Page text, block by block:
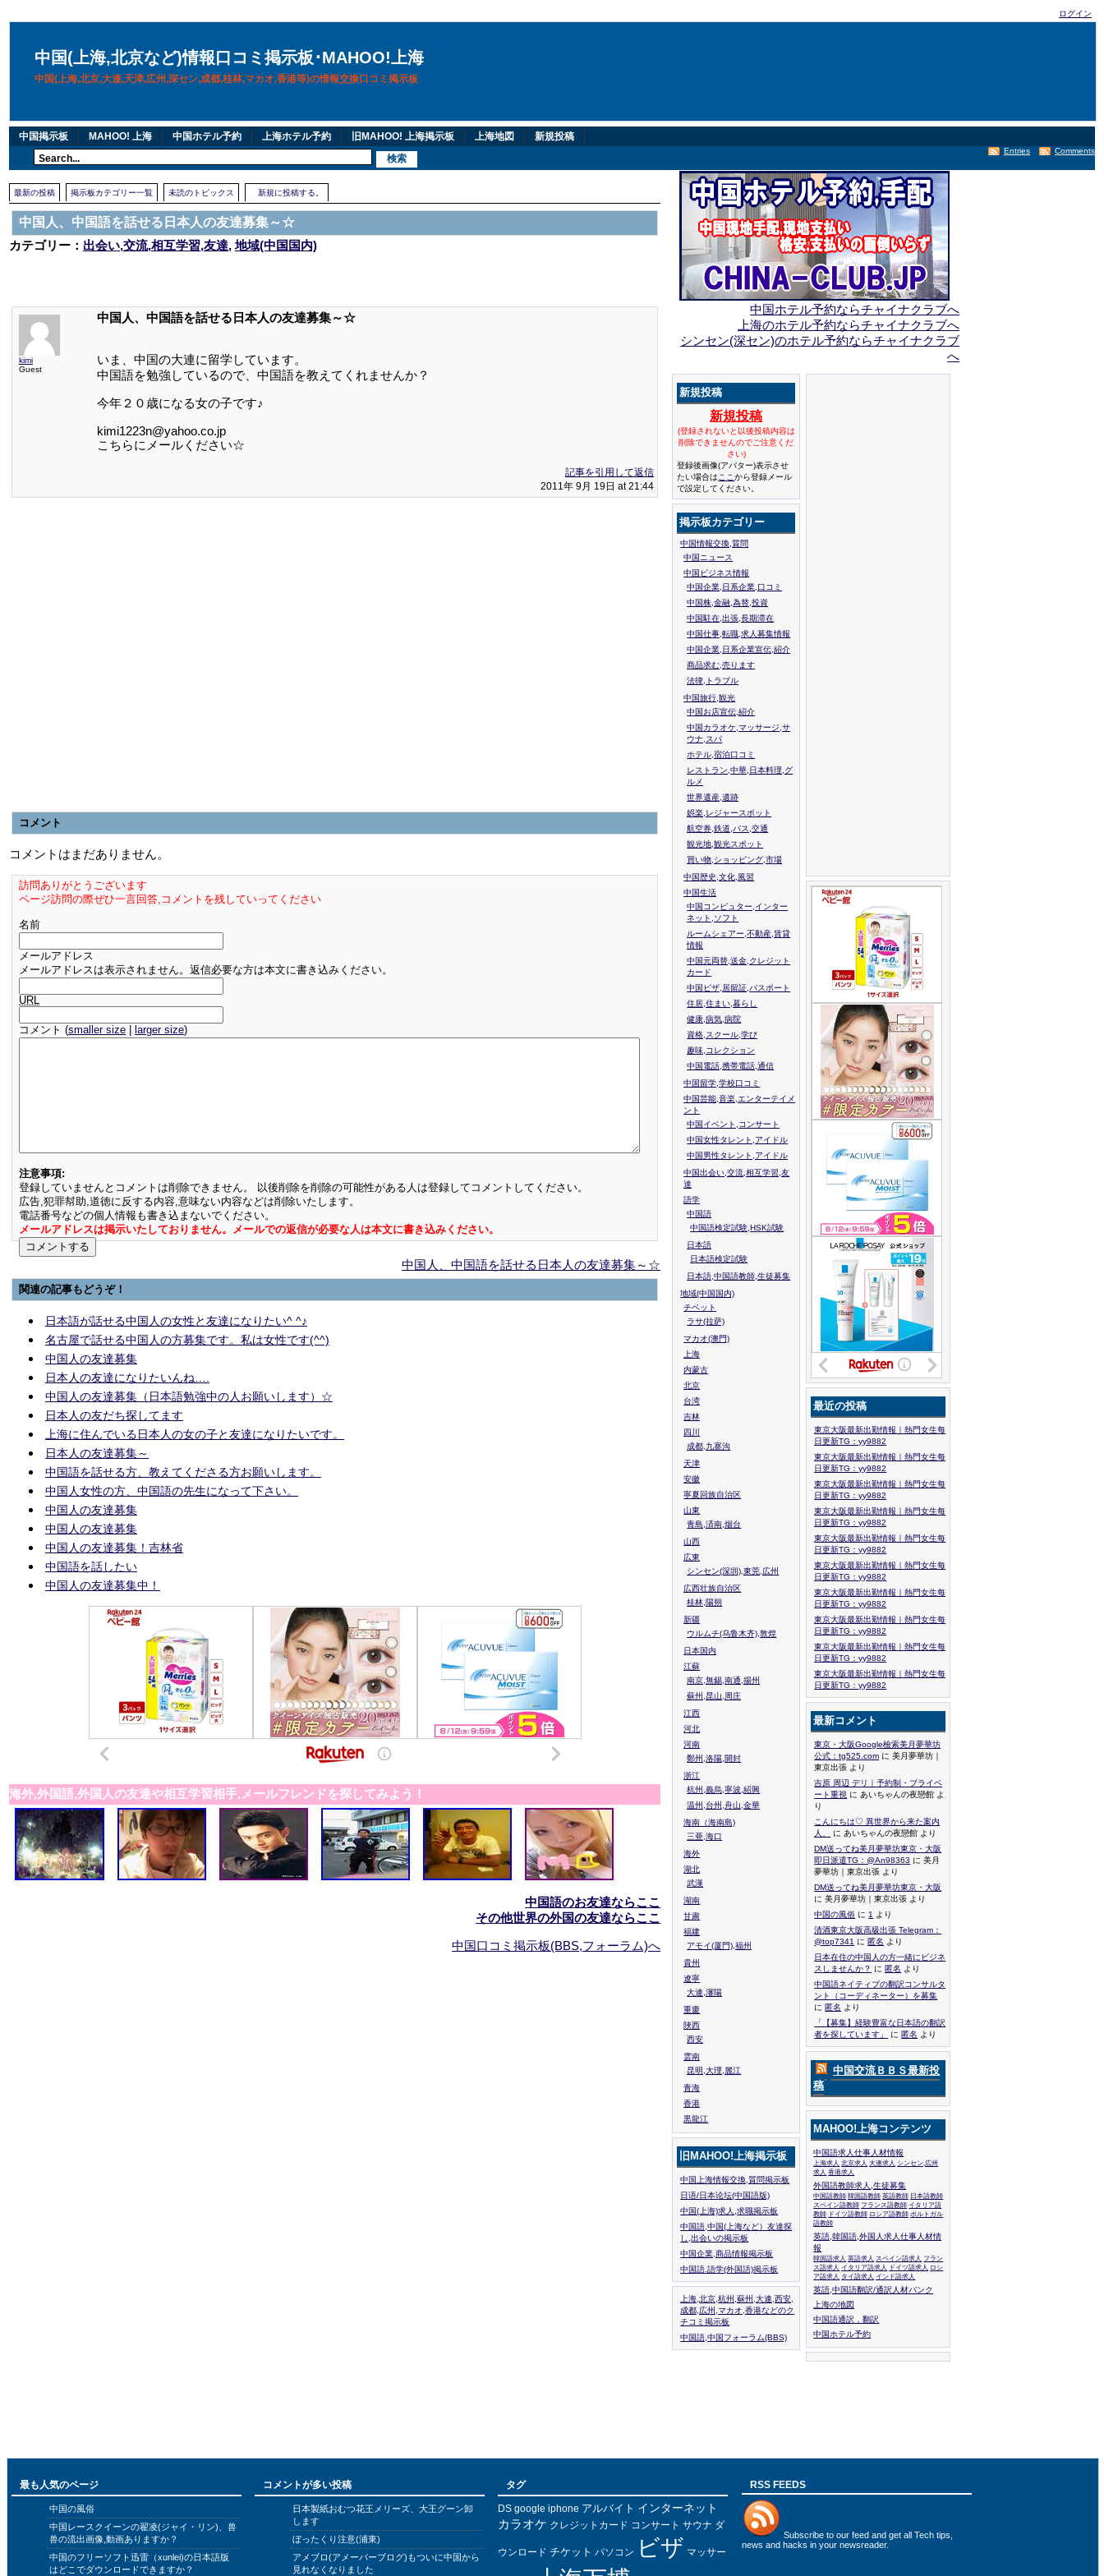
ログイン
中国(上海,北京など)情報口コミ掲示板･MAHOO!上海
中国(上海,北京,大連,天津,広州,深セン,成都,桂林,マカオ,香港等)の情報交換口コミ掲示板
中国掲示板 MAHOO! 上海 中国ホテル予約 上海ホテル予約 旧MAHOO! 上海掲示板 上海地図 新規投稿
Comments
Entries
最新の投稿 掲示板カテゴリー一覧 未読のトピックス 新規に投稿する。
中国人、中国語を話せる日本人の友達募集～☆
カテゴリー： 出会い,交流,相互学習,友達,地域(中国国内)
kimi
Guest
中国人、中国語を話せる日本人の友達募集～☆
いま、中国の大連に留学しています。
中国語を勉強しているので、中国語を教えてくれませんか？
今年２０歳になる女の子です♪
kimi1223n@yahoo.co.jp
こちらにメールください☆
記事を引用して返信
2011年 9月 19日 at 21:44
コメント
コメントはまだありません。
訪問ありがとうございます
ページ訪問の際ぜひ一言回答,コメントを残していってください
名前
メールアドレス
メールアドレスは表示されません。返信必要な方は本文に書き込みください。
URL
コメント (smaller size larger size)
注意事項:
登録していませんとコメントは削除できません。 以後削除を削除の可能性がある人は登録してコメントしてください。
広告,犯罪幇助,道徳に反する内容,意味ない内容などは削除いたします。
電話番号などの個人情報も書き込まないでください。
メールアドレスは掲示いたしておりません。メールでの返信が必要な人は本文に書き込みください。
中国人、中国語を話せる日本人の友達募集～☆
関連の記事もどうぞ！
日本語が話せる中国人の女性と友達になりたい^ ^♪
名古屋で話せる中国人の方募集です。私は女性です(^^)
中国人の友達募集
日本人の友達になりたいんね….
中国人の友達募集（日本語勉強中の人お願いします）☆
日本人の友だち探してます
上海に住んでいる日本人の女の子と友達になりたいです。
日本人の友達募集～
中国語を話せる方、教えてくださる方お願いします。
中国人女性の方、中国語の先生になって下さい。
中国人の友達募集
中国人の友達募集
中国人の友達募集！吉林省
中国語を話したい
中国人の友達募集中！
海外,外国語,外国人の友達や相互学習相手,メールフレンドを探してみよう！
中国語のお友達ならここ
その他世界の外国の友達ならここ
中国口コミ掲示板(BBS,フォーラム)へ
中国ホテル予約ならチャイナクラブへ
上海のホテル予約ならチャイナクラブへ
シンセン(深セン)のホテル予約ならチャイナクラブ
へ
新規投稿
新規投稿
(登録されないと以後投稿内容は
削除できませんのでご注意くだ
さい)
登録後画像(アバター)表示させ
たい場合は ここから登録メール
で設定してください。
掲示板カテゴリー
中国情報交換,質問
中国ニュース
中国ビジネス情報
中国企業,日系企業,口コミ
中国株,金融,為替,投資
中国駐在,出張,長期滞在
中国仕事,転職,求人募集情報
中国企業,日系企業宣伝,紹介
商品求む,売ります
法律,トラブル
中国旅行,観光
中国お店宣伝,紹介
中国カラオケ,マッサージ,サ
ウナ,スパ
ホテル,宿泊口コミ
レストラン,中華,日本料理,グ
ルメ
世界遺産,遺跡
娯楽,レジャースポット
航空券,鉄道,バス,交通
観光地,観光スポット
買い物,ショッピング,市場
中国歴史,文化,風習
中国生活
中国コンピュター,インター
ネット,ソフト
ルームシェアー,不動産,賃貸
情報
中国元両替,送金,クレジット
カード
中国ビザ,居留証,パスポート
住居,住まい,暮らし
健康,病気,病院
資格,スクール,学び
趣味,コレクション
中国電話,携帯電話,通信
中国留学,学校口コミ
中国芸能,音楽,エンターテイメ
ント
中国イベント,コンサート
中国女性タレント,アイドル
中国男性タレント,アイドル
中国出会い,交流,相互学習,友
達
語学
中国語
中国語検定試験,HSK試験
日本語
日本語検定試験
日本語,中国語教師,生徒募集
地域(中国国内)
チベット
ラサ(拉萨)
マカオ(澳門)
上海
内蒙古
北京
台湾
吉林
四川
成都,九寨沟
天津
安徽
寧夏回族自治区
山東
青島,済南,烟台
山西
広東
シンセン(深圳),東莞,広州
広西壮族自治区
桂林,陽朔
新疆
ウルムチ(乌鲁木齐),敦煌
日本国内
江蘇
南京,無錫,南通,揚州
蘇州,昆山,周庄
江西
河北
河南
鄭州,洛陽,開封
浙江
杭州,義烏,寧波,紹興
温州,台州,舟山,金華
海南（海南島)
三亜,海口
海外
湖北
武漢
湖南
甘粛
福建
アモイ(厦門),福州
貴州
遼寧
大連,瀋陽
重慶
陜西
西安
雲南
昆明,大理,麗江
青海
香港
黒龍江
旧MAHOO!上海掲示板
中国上海情報交換,質問掲示板
日语/日本论坛(中国語版)
中国(上海)求人,求職掲示板
中国語,中国(上海など）友達探
し,出会いの掲示板
中国企業,商品情報掲示板
中国語.語学(外国語)掲示板
上海,北京,杭州,蘇州,大連,西安,
成都,広州,マカオ,香港などのク
チコミ掲示板
中国語,中国フォーラム(BBS)
最近の投稿
東京大阪最新出勤情報｜熱門女生每
日更新TG：yy9882
東京大阪最新出勤情報｜熱門女生每
日更新TG：yy9882
東京大阪最新出勤情報｜熱門女生每
日更新TG：yy9882
東京大阪最新出勤情報｜熱門女生每
日更新TG：yy9882
東京大阪最新出勤情報｜熱門女生每
日更新TG：yy9882
東京大阪最新出勤情報｜熱門女生每
日更新TG：yy9882
東京大阪最新出勤情報｜熱門女生每
日更新TG：yy9882
東京大阪最新出勤情報｜熱門女生每
日更新TG：yy9882
東京大阪最新出勤情報｜熱門女生每
日更新TG：yy9882
東京大阪最新出勤情報｜熱門女生每
日更新TG：yy9882
最新コメント
東京・大阪Google檢索美月夢華坊
公式：tg525.com に 美月夢華坊｜
東京出張 より
吉原 周辺 デリ｜予約制・プライベ
ート重視 に あいちゃんの夜戀館 よ
り
こんにちは♡ 異世界から来た案内
人、
に あいちゃんの夜戀館 より
DM送ってね美月夢華坊東京・大阪
即日派遣TG：@An98363 に 美月
夢華坊｜東京出張 より
DM送ってね美月夢華坊東京・大阪
に 美月夢華坊｜東京出張 より
中国の風俗 に 1
より
清酒東京大阪高級出張 Telegram：
@top7341 に 匿名 より
日本在住の中国人の方一緒にビジネ
スしませんか？ に 匿名 より
中国語ネイティブの翻訳コンサルタ
ント（コーディネーター）を募集
に 匿名 より
「【募集】経験豊富な日本語の翻訳
者を探しています」
に 匿名 より
中国交流ＢＢＳ最新投
稿
MAHOO!上海コンテンツ
中国語求人仕事人材情報
上海求人 北京求人 大連求人 シンセン,広州
求人 香港求人
外国語教師求人,生徒募集
中国語教師 韓国語教師 英語教師 日本語教師
スペイン語教師 フランス語教師 イタリア語
教師 ドイツ語教師 ロシア語教師 ポルトガル
語教師
英語,韓国語,外国人求人仕事人材情
報
韓国語求人 英語求人 スペイン語求人 フラン
ス語求人 イタリア語求人 ドイツ語求人 ロシ
ア語求人 タイ語求人 インド語求人
英語,中国語翻訳/通訳人材バンク
上海の地図
中国語通訳，翻訳
中国ホテル予約
最も人気のページ
中国の風俗
中国レースクイーンの翟凌(ジャイ・リン)、兽
兽の流出画像,動画ありますか？
中国のフリーソフト迅雷（xunlei)の日本語版
はどこでダウンロードできますか？
コメントが多い投稿
日本製紙おむつ花王メリーズ、大王グーン卸
します
ぼったくり注意(浦東)
アメブロ(アメーバーブログ)もついに中国から
見れなくなりました
タグ
DS google iphone アルバイト インターネット
カラオケ クレジットカード コンサート サウナ ダ
ウンロード チケット パソコン ビザ マッサー
RSS FEEDS
Subscribe to our feed and get all Tech tips,
news and hacks in your newsreader.